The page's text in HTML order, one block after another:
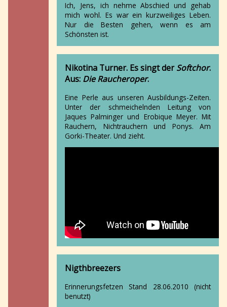
Ich, Jens, ich nehme Abschied und gehab
mich wohl. Es war ein kurzweiliges Leben.
Nur die Besten gehen, wenn es am
Schönsten ist.
Nikotina Turner. Es singt derSoftchor.
Aus: Die Raucheroper.
Eine Perle aus unseren Ausbildungs-Zeiten.
Unter der schmeichelnden Leitung von
Jaques Palminger und Erobique Meyer. Mit
Rauchern, Nichtrauchern und Ponys. Am
Gorki-Theater. Und zieht.
Nigthbreezers
Erinnerungsfetzen Stand 28.06.2010 (nicht
benutzt)